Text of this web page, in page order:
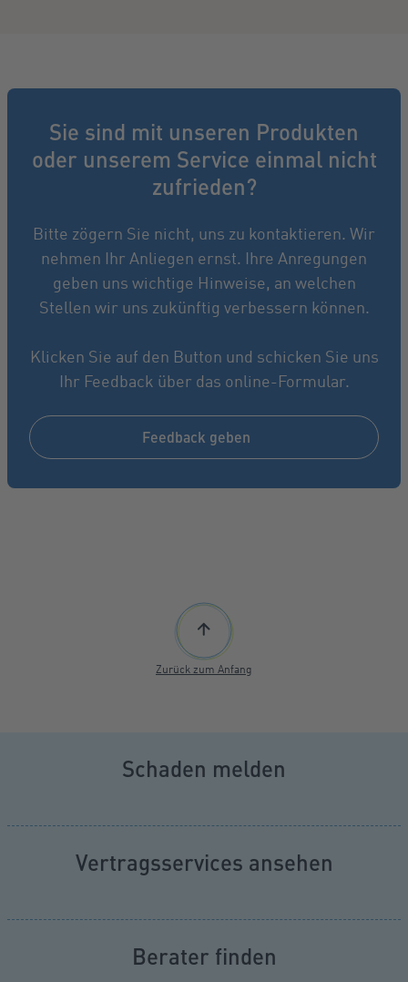
Sie sind mit unseren Produkten
oder unserem Service einmal nicht
zufrieden?
Bitte zögern Sie nicht, uns zu kontaktieren. Wir
nehmen Ihr Anliegen ernst. Ihre Anregungen
geben uns wichtige Hinweise, an welchen
Stellen wir uns zukünftig verbessern können.
Klicken Sie auf den Button und schicken Sie uns
Ihr Feedback über das online-Formular.
Feedback geben
Zurück zum Anfang
Schaden melden
Vertragsservices ansehen
Berater finden